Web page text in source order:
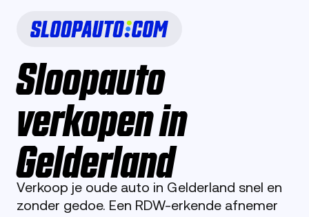
Sloopauto
verkopen in
Gelderland
Verkoop je oude auto in Gelderland snel en
zonder gedoe. Een RDW-erkende afnemer